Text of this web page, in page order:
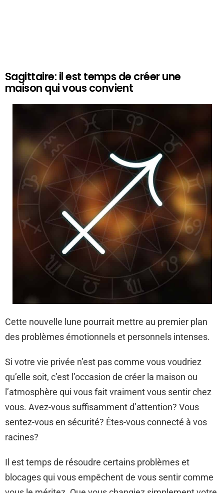
Sagittaire: il est temps de créer une
maison qui vous convient
Cette nouvelle lune pourrait mettre au premier plan
des problèmes émotionnels et personnels intenses.
Si votre vie privée n’est pas comme vous voudriez
qu’elle soit, c’est l’occasion de créer la maison ou
l’atmosphère qui vous fait vraiment vous sentir chez
vous. Avez-vous suffisamment d’attention? Vous
sentez-vous en sécurité? Êtes-vous connecté à vos
racines?
Il est temps de résoudre certains problèmes et
blocages qui vous empêchent de vous sentir comme